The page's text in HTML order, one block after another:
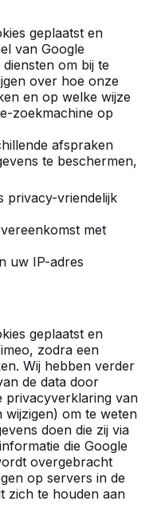
geplaatst en
van Google
om bij te
over hoe onze
en op welke wijze
zoekmachine op
afspraken
te beschermen,
privacy-vriendelijk
met
uw IP-adres
geplaatst en
zodra een
Wij hebben verder
de data door
privacyverklaring van
wijzigen) om te weten
doen die zij via
die Google
overgebracht
op servers in de
zich te houden aan
€ 1.650,00per stuk,
in Nederland.
video